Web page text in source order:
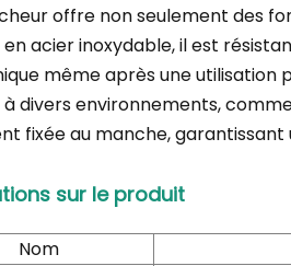
offre non seulement des
en acier inoxydable, il est
même après une
divers environnements,
fixée au manche,
sur le produit
Nom